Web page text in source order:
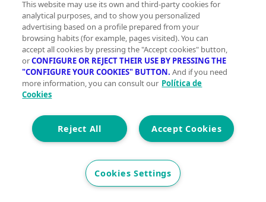
500 m2
Construidos
0
0
Precio
12 %
110.000 €
¡Oportunidad Única de Inversión en Benamaurel,
This website may use its own and third-party cookies for
analytical purposes, and to show you personalized
advertising based on a profile prepared from your
browsing habits (for example, pages visited). You can
accept all cookies by pressing the "Accept cookies" button,
orCONFIGURE OR REJECT THEIR USE BY PRESSING THE
"CONFIGURE YOUR COOKIES" BUTTON. And if you need
more information, you can consult our Política de
Cookies
Accept Cookies
Reject All
Cookies Settings